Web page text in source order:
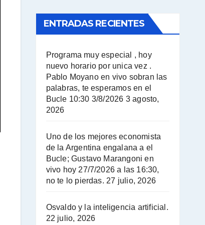
ENTRADAS RECIENTES
Programa muy especial , hoy
nuevo horario por unica vez .
Pablo Moyano en vivo sobran las
palabras, te esperamos en el
Bucle 10:30 3/8/2026 3 agosto,
2026
Uno de los mejores economista
de la Argentina engalana a el
Bucle; Gustavo Marangoni en
vivo hoy 27/7/2026 a las 16:30,
no te lo pierdas. 27 julio, 2026
Osvaldo y la inteligencia artificial.
22 julio, 2026